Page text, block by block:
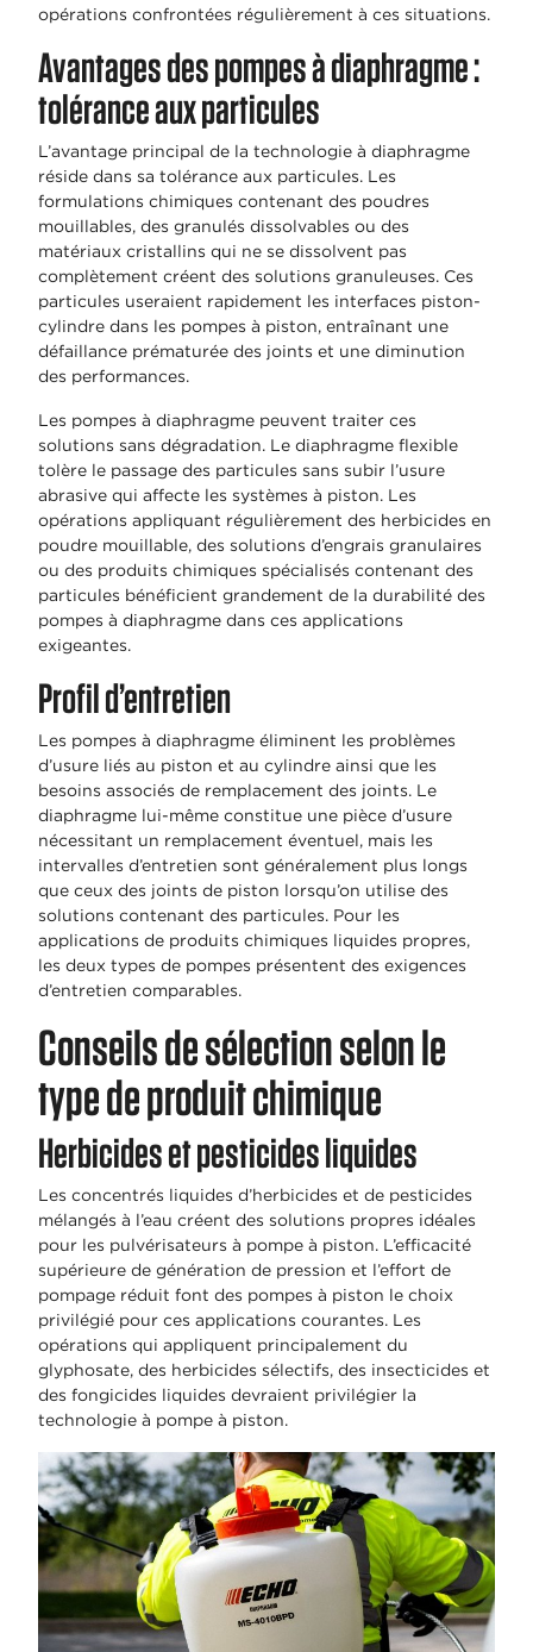
opérations confrontées régulièrement à ces situations.
Avantages des pompes à diaphragme :
tolérance aux particules
L’avantage principal de la technologie à diaphragme
réside dans sa tolérance aux particules. Les
formulations chimiques contenant des poudres
mouillables, des granulés dissolvables ou des
matériaux cristallins qui ne se dissolvent pas
complètement créent des solutions granuleuses. Ces
particules useraient rapidement les interfaces piston-
cylindre dans les pompes à piston, entraînant une
défaillance prématurée des joints et une diminution
des performances.
Les pompes à diaphragme peuvent traiter ces
solutions sans dégradation. Le diaphragme flexible
tolère le passage des particules sans subir l’usure
abrasive qui affecte les systèmes à piston. Les
opérations appliquant régulièrement des herbicides en
poudre mouillable, des solutions d’engrais granulaires
ou des produits chimiques spécialisés contenant des
particules bénéficient grandement de la durabilité des
pompes à diaphragme dans ces applications
exigeantes.
Profil d’entretien
Les pompes à diaphragme éliminent les problèmes
d’usure liés au piston et au cylindre ainsi que les
besoins associés de remplacement des joints. Le
diaphragme lui-même constitue une pièce d’usure
nécessitant un remplacement éventuel, mais les
intervalles d’entretien sont généralement plus longs
que ceux des joints de piston lorsqu’on utilise des
solutions contenant des particules. Pour les
applications de produits chimiques liquides propres,
les deux types de pompes présentent des exigences
d’entretien comparables.
Conseils de sélection selon le
type de produit chimique
Herbicides et pesticides liquides
Les concentrés liquides d’herbicides et de pesticides
mélangés à l’eau créent des solutions propres idéales
pour les pulvérisateurs à pompe à piston. L’efficacité
supérieure de génération de pression et l’effort de
pompage réduit font des pompes à piston le choix
privilégié pour ces applications courantes. Les
opérations qui appliquent principalement du
glyphosate, des herbicides sélectifs, des insecticides et
des fongicides liquides devraient privilégier la
technologie à pompe à piston.